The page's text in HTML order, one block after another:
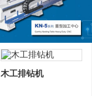
木工排钻机